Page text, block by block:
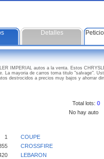
Detalles
IMPERIAL autos a la venta. Estos
La mayoria de carros toma titulo "salvage".
destrocidos a precios muy bajos y ahorrar
Total lots: 0
No hay auto
1 COUPE
CROSSFIRE
LEBARON